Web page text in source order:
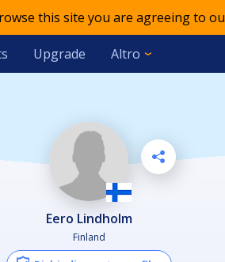
this site you are agreeing to
Upgrade Altro
Eero Lindholm
Finland